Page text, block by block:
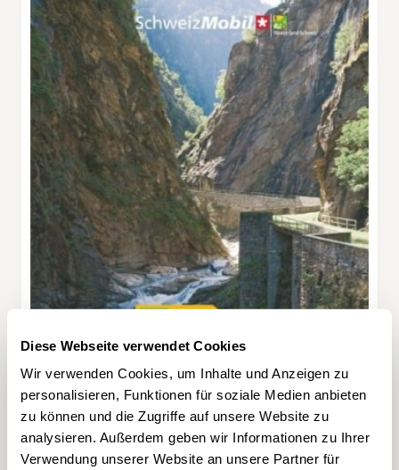
Diese Webseite verwendet Cookies
Wir verwenden Cookies, um Inhalte und Anzeigen zu
personalisieren, Funktionen für soziale Medien anbieten
zu können und die Zugriffe auf unsere Website zu
analysieren. Außerdem geben wir Informationen zu Ihrer
Verwendung unserer Website an unsere Partner für